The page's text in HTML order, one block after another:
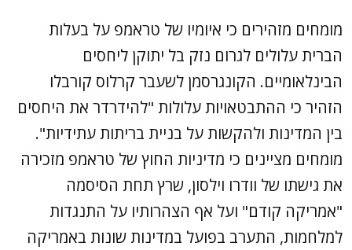
מומחים מזהירים כי איומיו של טראמפ על בעלות
הברית עלולים לגרום נזק בל יתוקן ליחסים
הבינלאומיים. הקונגרסמן לשעבר קרלוס קורבלו
הזהיר כי ההתבטאויות עלולות "להידרדר את היחסים
בין המדינות ולהקשות על בניית בריתות עתידיות".
מומחים מציינים כי מדיניות החוץ של טראמפ מזכירה
את גישתו של וודרו וילסון, שרץ תחת הסיסמה
"אמריקה קודם" ועל אף הצהרותיו על התנגדות
למלחמות, התערב בפועל במדינות שונות באמריקה